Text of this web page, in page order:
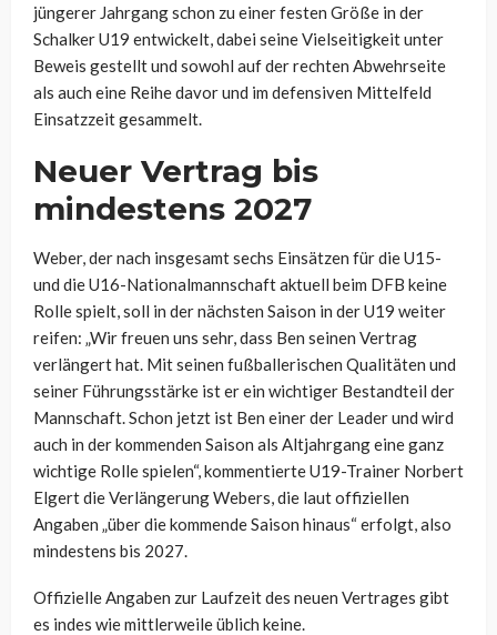
jüngerer Jahrgang schon zu einer festen Größe in der
Schalker U19 entwickelt, dabei seine Vielseitigkeit unter
Beweis gestellt und sowohl auf der rechten Abwehrseite
als auch eine Reihe davor und im defensiven Mittelfeld
Einsatzzeit gesammelt.
Neuer Vertrag bis
mindestens 2027
Weber, der nach insgesamt sechs Einsätzen für die U15-
und die U16-Nationalmannschaft aktuell beim DFB keine
Rolle spielt, soll in der nächsten Saison in der U19 weiter
reifen: „Wir freuen uns sehr, dass Ben seinen Vertrag
verlängert hat. Mit seinen fußballerischen Qualitäten und
seiner Führungsstärke ist er ein wichtiger Bestandteil der
Mannschaft. Schon jetzt ist Ben einer der Leader und wird
auch in der kommenden Saison als Altjahrgang eine ganz
wichtige Rolle spielen“, kommentierte U19-Trainer Norbert
Elgert die Verlängerung Webers, die laut offiziellen
Angaben „über die kommende Saison hinaus“ erfolgt, also
mindestens bis 2027.
Offizielle Angaben zur Laufzeit des neuen Vertrages gibt
es indes wie mittlerweile üblich keine.